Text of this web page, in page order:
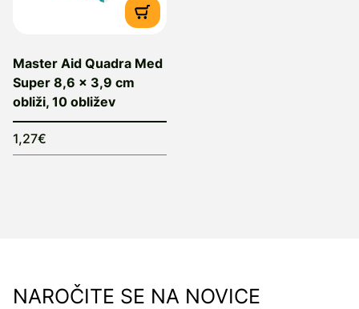
Master Aid Quadra Med
Super 8,6 x 3,9 cm
obliži, 10 obližev
1,27€
NAROČITE SE NA NOVICE